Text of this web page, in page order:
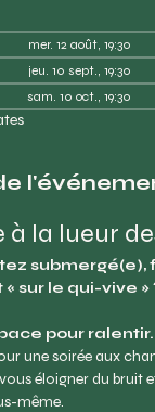
mer. 12 août, 19:30
jeu. 10 sept., 19:30
sam. 10 oct., 19:30
à la lueur
submergé(e),
sur le qui-vive »
pour ralentir.
une soirée aux
éloigner du bruit
même.